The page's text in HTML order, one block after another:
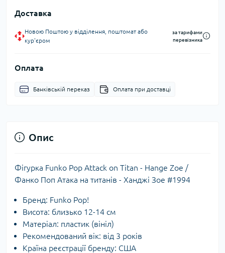
Доставка
Новою Поштою у відділення, поштомат або
кур'єром
за тарифами
перевізника
Оплата
Банківській переказ Оплата при доставці
Опис
Фігурка Funko Pop Attack on Titan - Hange Zoe /
Фанко Поп Атака на титанів - Ханджі Зое #1994
Бренд: Funko Pop!
Висота: близько 12-14 см
Матеріал: пластик (вініл)
Рекомендований вік: від 3 років
Країна реєстрації бренду: США